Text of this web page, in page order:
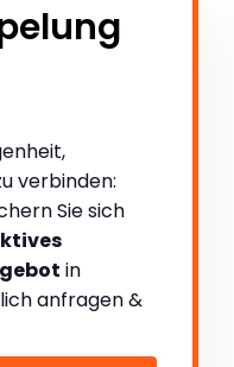
verbinden:
Sie sich
in
anfragen &